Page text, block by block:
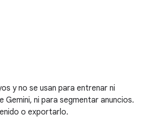
y no se usan para entrenar ni
Gemini, ni para segmentar anuncios.
o exportarlo.